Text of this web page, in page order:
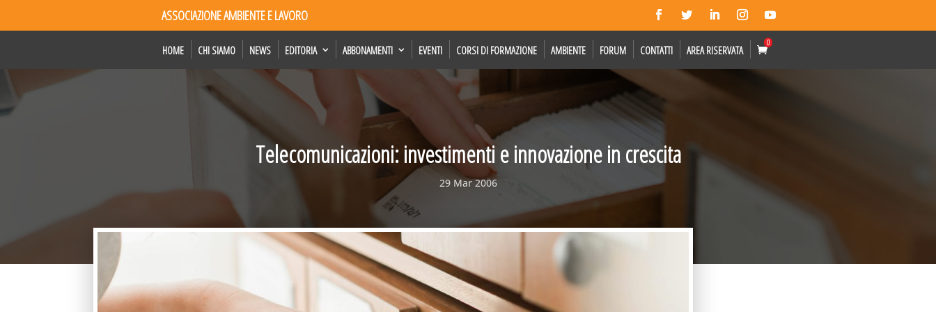
ASSOCIAZIONE AMBIENTE E LAVORO
HOME CHI SIAMO NEWS EDITORIA ABBONAMENTI EVENTI CORSI DI FORMAZIONE AMBIENTE FORUM CONTATTI AREA RISERVATA
0
Telecomunicazioni: investimenti e innovazione in crescita
29 Mar 2006